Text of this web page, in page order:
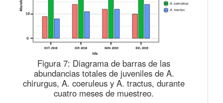
Figura 7: Diagrama de barras de las
abundancias totales de juveniles de A.
chirurgus, A. coeruleus y A. tractus, durante
cuatro meses de muestreo.